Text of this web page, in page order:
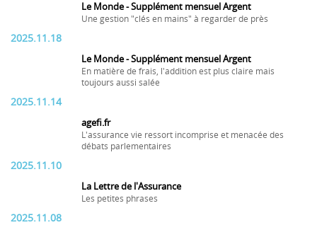
Le Monde - Supplément mensuel Argent
Une gestion "clés en mains" à regarder de près
2025.11.18
Le Monde - Supplément mensuel Argent
En matière de frais, l'addition est plus claire mais
toujours aussi salée
2025.11.14
agefi.fr
L'assurance vie ressort incomprise et menacée des
débats parlementaires
2025.11.10
La Lettre de l'Assurance
Les petites phrases
2025.11.08